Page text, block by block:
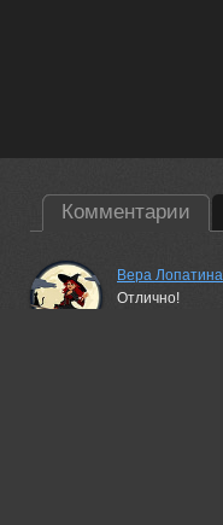
Комментарии
Вера Лопатина
Отлично!